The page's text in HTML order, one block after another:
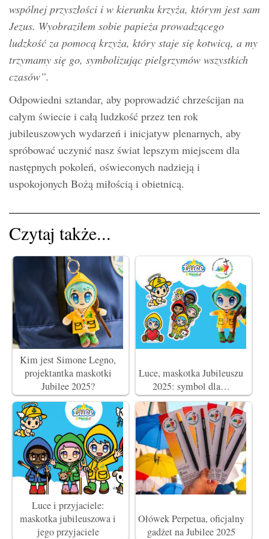
wspólnej przyszłości i w kierunku krzyża, którym jest sam
Jezus. Wyobraziłem sobie papieża prowadzącego
ludzkość za pomocą krzyża, który staje się kotwicą, a my
trzymamy się go, symbolizując pielgrzymów wszystkich
czasów”.
Odpowiedni sztandar, aby poprowadzić chrześcijan na
całym świecie i całą ludzkość przez ten rok
jubileuszowych wydarzeń i inicjatyw plenarnych, aby
spróbować uczynić nasz świat lepszym miejscem dla
następnych pokoleń, oświeconych nadzieją i
uspokojonych Bożą miłością i obietnicą.
Czytaj także...
Kim jest Simone Legno,
projektantka maskotki
Jubilee 2025?
Luce, maskotka Jubileuszu
2025: symbol dla…
Luce i przyjaciele:
maskotka jubileuszowa i
jego przyjaciele
Ołówek Perpetua, oficjalny
gadżet na Jubilee 2025